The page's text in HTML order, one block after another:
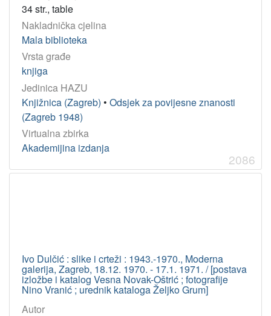
34 str., table
Nakladnička cjelina
Mala biblioteka
Vrsta građe
knjiga
Jedinica HAZU
Knjižnica (Zagreb) • Odsjek za povijesne znanosti
(Zagreb 1948)
Virtualna zbirka
Akademijina izdanja
2086
Ivo Dulčić : slike i crteži : 1943.-1970., Moderna
galerija, Zagreb, 18.12. 1970. - 17.1. 1971. / [postava
izložbe i katalog Vesna Novak-Oštrić ; fotografije
Nino Vranić ; urednik kataloga Željko Grum]
Autor